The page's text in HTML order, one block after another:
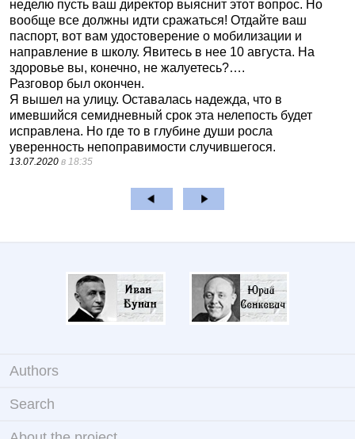
неделю пусть ваш директор выяснит этот вопрос. Но
вообще все должны идти сражаться! Отдайте ваш
паспорт, вот вам удостоверение о мобилизации и
направление в школу. Явитесь в нее 10 августа. На
здоровье вы, конечно, не жалуетесь?….
Разговор был окончен.
Я вышел на улицу. Оставалась надежда, что в
имевшийся семидневный срок эта нелепость будет
исправлена. Но где то в глубине души росла
уверенность непоправимости случившегося.
13.07.2020 в 18:35
Authors
Search